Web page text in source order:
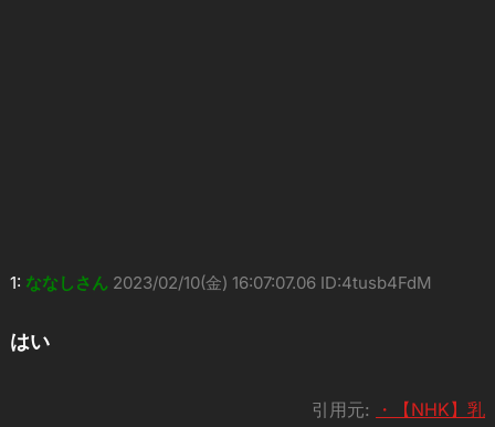
1: ななしさん 2023/02/10(金) 16:07:07.06 ID:4tusb4FdM
はい
引用元: ・【NHK】乳